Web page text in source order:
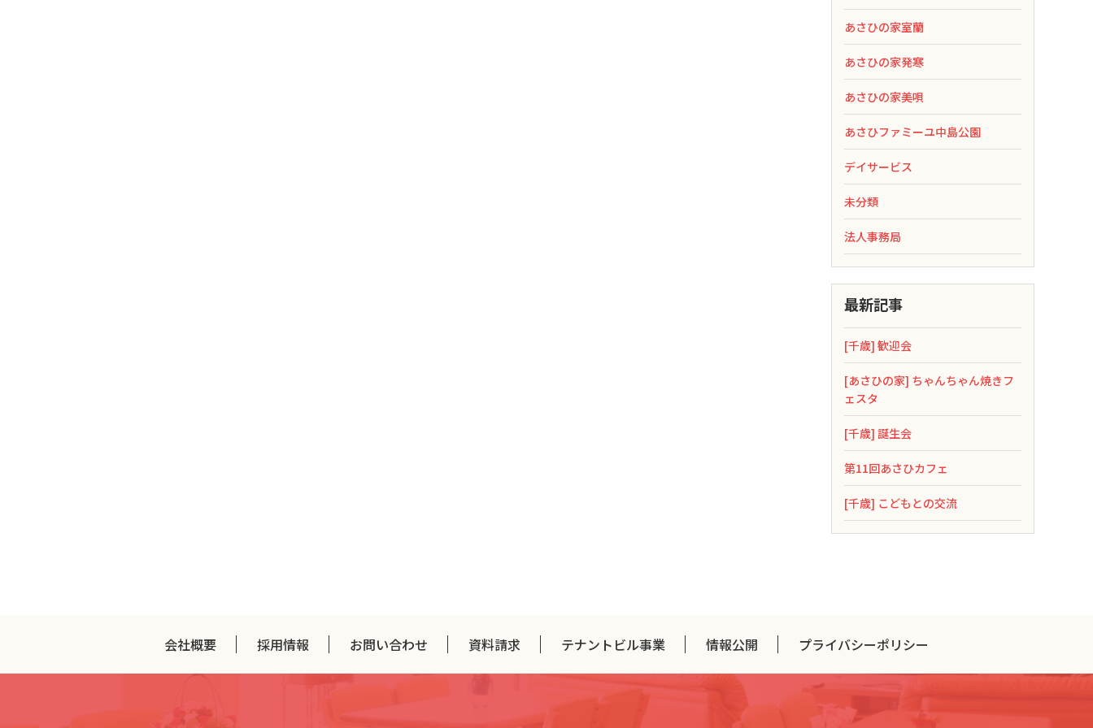
あさひの家室蘭
あさひの家発寒
あさひの家美唄
あさひファミーユ中島公園
デイサービス
未分類
法人事務局
最新記事
[千歳] 歓迎会
[あさひの家] ちゃんちゃん焼きフ
ェスタ
[千歳] 誕生会
第11回あさひカフェ
[千歳] こどもとの交流
会社概要 採用情報 お問い合わせ 資料請求 テナントビル事業 情報公開 プライバシーポリシー